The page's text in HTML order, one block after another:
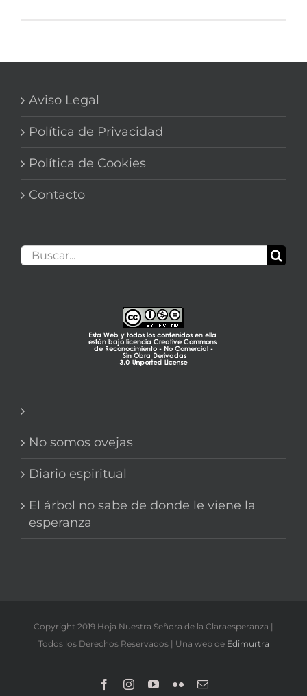
Aviso Legal
Política de Privacidad
Política de Cookies
Contacto
Buscar:
No somos ovejas
Diario espiritual
El árbol no sabe de donde le viene la
esperanza
Copyright 2019 Hoja Nuestra Señora de la Claraesperanza |
Todos los Derechos Reservados | Una web de Edimurtra
FacebookInstagramYouTube
FlickrCorreo